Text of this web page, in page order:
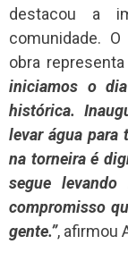
destacou a
comunidade.
obra
iniciamos o
histórica.
levar água para
na torneira é
segue
compromisso
gente.”, afirmou